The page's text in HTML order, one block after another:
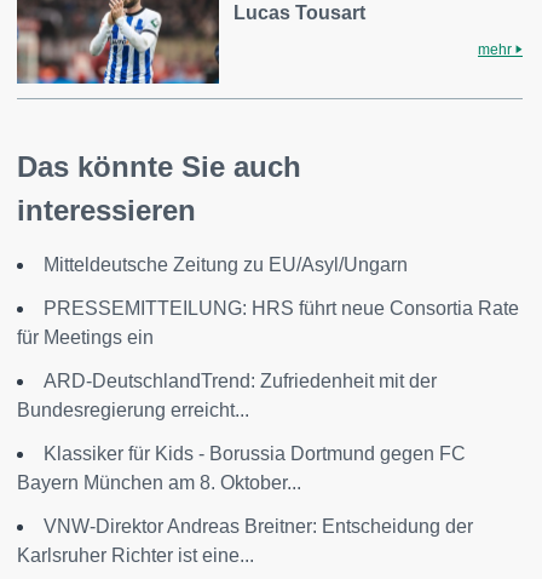
Lucas Tousart
mehr
Das könnte Sie auch
interessieren
Mitteldeutsche Zeitung zu EU/Asyl/Ungarn
PRESSEMITTEILUNG: HRS führt neue Consortia Rate
für Meetings ein
ARD-DeutschlandTrend: Zufriedenheit mit der
Bundesregierung erreicht...
Klassiker für Kids - Borussia Dortmund gegen FC
Bayern München am 8. Oktober...
VNW-Direktor Andreas Breitner: Entscheidung der
Karlsruher Richter ist eine...